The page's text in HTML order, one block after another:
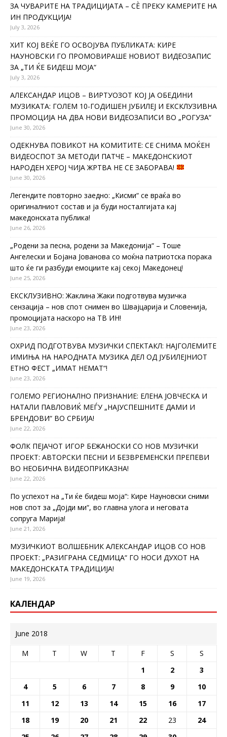
ЗА ЧУВАРИТЕ НА ТРАДИЦИЈАТА – СÈ ПРЕКУ КАМЕРИТЕ НА
ИН ПРОДУКЦИЈА!
July 3, 2026
ХИТ КОЈ ВЕЌЕ ГО ОСВОЈУВА ПУБЛИКАТА: КИРЕ
НАУНОВСКИ ГО ПРОМОВИРАШЕ НОВИОТ ВИДЕОЗАПИС
ЗА „ТИ ЌЕ БИДЕШ МОЈА“
July 3, 2026
АЛЕКСАНДАР ИЦОВ – ВИРТУОЗОТ КОЈ ЈА ОБЕДИНИ
МУЗИКАТА: ГОЛЕМ 10-ГОДИШЕН ЈУБИЛЕЈ И ЕКСКЛУЗИВНА
ПРОМОЦИЈА НА ДВА НОВИ ВИДЕОЗАПИСИ ВО „РОГУЗА“
June 30, 2026
ОДЕКНУВА ПОВИКОТ НА КОМИТИТЕ: СЕ СНИМА МОЌЕН
ВИДЕОСПОТ ЗА МЕТОДИ ПАТЧЕ – МАКЕДОНСКИОТ
НАРОДЕН ХЕРОЈ ЧИЈА ЖРТВА НЕ СЕ ЗАБОРАВА!
June 30, 2026
Легендите повторно заедно: „Кисми“ се враќа во
оригиналниот состав и ја буди носталгијата кај
македонската публика!
June 26, 2026
„Родени за песна, родени за Македонија“ – Тоше
Ангелески и Бојана Јованова со моќна патриотска порака
што ќе ги разбуди емоциите кај секој Македонец!
June 25, 2026
ЕКСКЛУЗИВНО: Жаклина Жаки подготвува музичка
сензација – нов спот снимен во Швајцарија и Словенија,
промоцијата наскоро на ТВ ИН!
June 23, 2026
ОХРИД ПОДГОТВУВА МУЗИЧКИ СПЕКТАКЛ: НАЈГОЛЕМИТЕ
ИМИЊА НА НАРОДНАТА МУЗИКА ДЕЛ ОД ЈУБИЛЕЈНИОТ
ЕТНО ФЕСТ „ИМАТ НЕМАТ“!
June 23, 2026
ГОЛЕМО РЕГИОНАЛНО ПРИЗНАНИЕ: ЕЛЕНА ЈОВЧЕСКА И
НАТАЛИ ПАВЛОВИЌ МЕЃУ „НАЈУСПЕШНИТЕ ДАМИ И
БРЕНДОВИ“ ВО СРБИЈА!
June 22, 2026
ФОЛК ПЕЈАЧОТ ИГОР БЕЖАНОСКИ СО НОВ МУЗИЧКИ
ПРОЕКТ: АВТОРСКИ ПЕСНИ И БЕЗВРЕМЕНСКИ ПРЕПЕВИ
ВО НЕОБИЧНА ВИДЕОПРИКАЗНА!
June 22, 2026
По успехот на „Ти ќе бидеш моја“: Кире Науновски сними
нов спот за „Дојди ми“, во главна улога и неговата
сопруга Марија!
June 21, 2026
МУЗИЧКИОТ ВОЛШЕБНИК АЛЕКСАНДАР ИЦОВ СО НОВ
ПРОЕКТ: „РАЗИГРАНА СЕДМИЦА“ ГО НОСИ ДУХОТ НА
МАКЕДОНСКАТА ТРАДИЦИЈА!
June 19, 2026
КАЛЕНДАР
June 2018
M T W T F S
S
1
2
3
4
5 6 7 8 9
10
11
12 13 14 15 16
17
18
19 20 21 22 23
24